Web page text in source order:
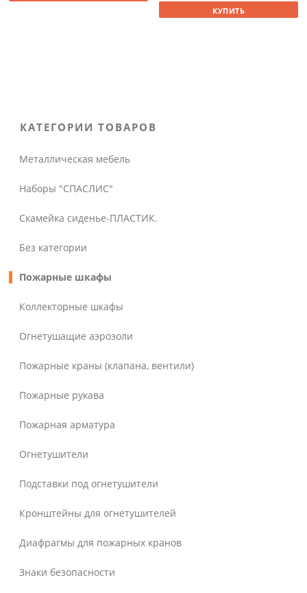
КУПИТЬ
КАТЕГОРИИ ТОВАРОВ
Металлическая мебель
Наборы "СПАСЛИС"
Скамейка сиденье-ПЛАСТИК.
Без категории
Пожарные шкафы
Коллекторные шкафы
Огнетушащие аэрозоли
Пожарные краны (клапана, вентили)
Пожарные рукава
Пожарная арматура
Огнетушители
Подставки под огнетушители
Кронштейны для огнетушителей
Диафрагмы для пожарных кранов
Знаки безопасности